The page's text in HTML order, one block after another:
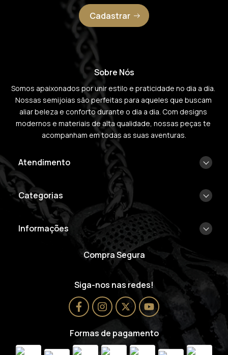
Cadastrar
Sobre Nós
Somos apaixonados por unir estilo e praticidade no dia a dia.
Nossas semijoias são perfeitas para aqueles que buscam
aliar beleza e conforto durante o dia a dia. Com designs
modernos e materiais de alta qualidade, nossas peças te
acompanham em todas as suas aventuras.
Categorias
Informações
Compra Segura
Atendimento
Siga-nos nas redes!
Formas de pagamento